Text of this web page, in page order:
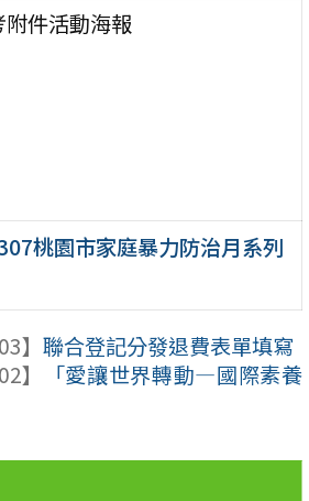
附件活動海報
桃園市家庭暴力防治月系列
】 聯合登記分發退費表單填寫
】
「愛讓世界轉動—國際素養